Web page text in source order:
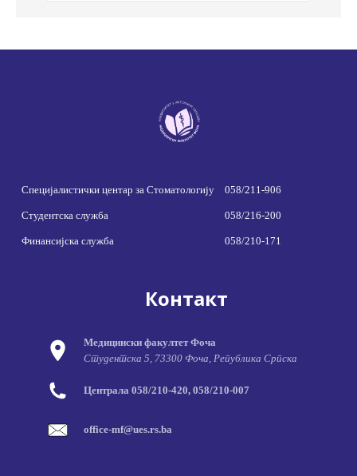
Специјалистички центар за Стоматологију 058/211-906
Студентска служба 058/216-200
Финансијска служба 058/210-171
Контакт
Медицински факултет Фоча
Студентска 5, 73300 Фоча, Република Српска
Централа 058/210-420, 058/210-007
office-mf@ues.rs.ba